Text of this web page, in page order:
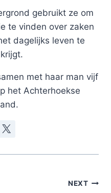
gebruikt ze om
te vinden over zaken
dagelijks leven te
met haar man vijf
het Achterhoekse
NEXT